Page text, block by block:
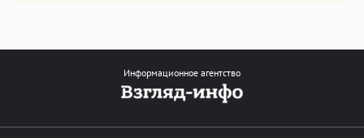
Информационное агентство